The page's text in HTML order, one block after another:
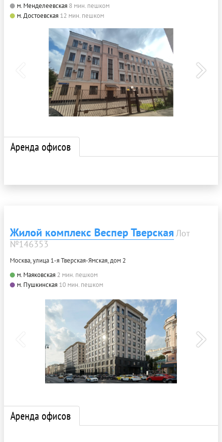
м. Менделеевская 8 мин. пешком
м. Достоевская 12 мин. пешком
Аренда офисов
Жилой комплекс Веспер Тверская Лот
№146353
Москва, улица 1-я Тверская-Ямская, дом 2
м. Маяковская 2 мин. пешком
м. Пушкинская 10 мин. пешком
Аренда офисов